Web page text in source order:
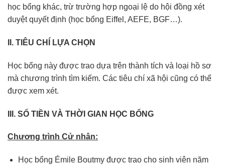
học bổng khác, trừ trường hợp ngoại lệ do hội đồng xét
duyệt quyết định (học bổng Eiffel, AEFE, BGF…).
II. TIÊU CHÍ LỰA CHỌN
Học bổng này được trao dựa trên thành tích và loại hồ sơ
mà chương trình tìm kiếm. Các tiêu chí xã hội cũng có thể
được xem xét.
III. SỐ TIỀN VÀ THỜI GIAN HỌC BỔNG
Chương trình Cử nhân:
Học bổng Émile Boutmy được trao cho sinh viên năm